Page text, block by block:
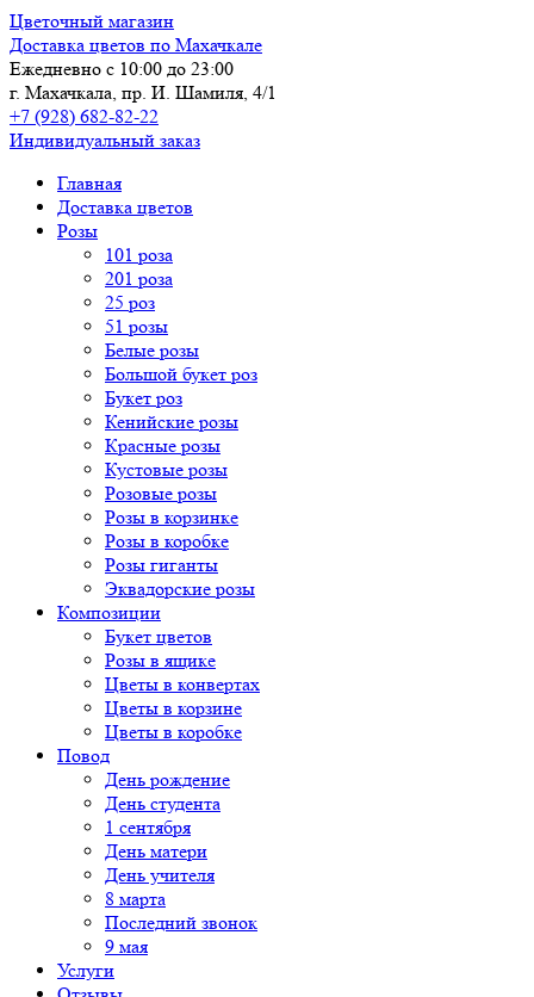
Цветочный магазин
Доставка цветов по Махачкале
Ежедневно с 10:00 до 23:00
г. Махачкала, пр. И. Шамиля, 4/1
+7 (928) 682-82-22
Индивидуальный заказ
Главная
Доставка цветов
Розы
101 роза
201 роза
25 роз
51 розы
Белые розы
Большой букет роз
Букет роз
Кенийские розы
Красные розы
Кустовые розы
Розовые розы
Розы в корзинке
Розы в коробке
Розы гиганты
Эквадорские розы
Композиции
Букет цветов
Розы в ящике
Цветы в конвертах
Цветы в корзине
Цветы в коробке
Повод
День рождение
День студента
1 сентября
День матери
День учителя
8 марта
Последний звонок
9 мая
Услуги